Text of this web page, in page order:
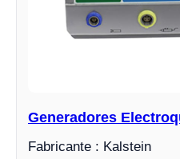
Generadores
Fabricante : Kalstein